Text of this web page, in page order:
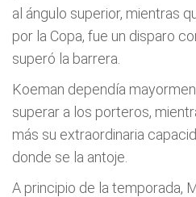
al ángulo superior, mientras
por la Copa, fue un disparo
superó la barrera.
Koeman dependía
superar a los porteros,
más su extraordinaria
donde se la antoje.
A principio de la temporada,